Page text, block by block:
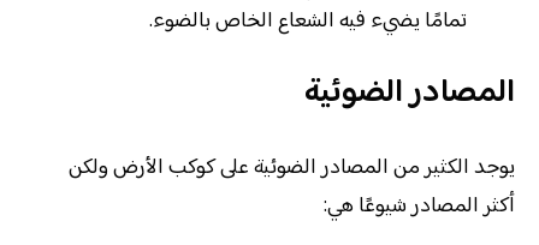
تمامًا يضيء فيه الشعاع الخاص بالضوء.
المصادر الضوئية
يوجد الكثير من المصادر الضوئية على كوكب الأرض ولكن
أكثر المصادر شيوعًا هي: